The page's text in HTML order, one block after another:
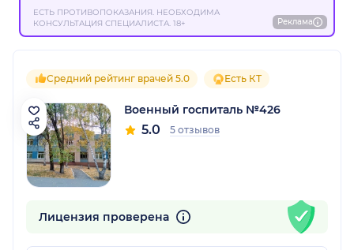
ЕСТЬ ПРОТИВОПОКАЗАНИЯ. НЕОБХОДИМА
КОНСУЛЬТАЦИЯ СПЕЦИАЛИСТА. 18+
Реклама
Средний рейтинг врачей 5.0 Есть КТ
Военный госпиталь №426
5.0 5 отзывов
Лицензия проверена